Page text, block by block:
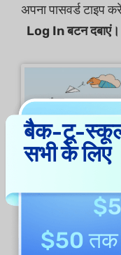
अपना पासवर्ड टाइप
Log In बटन दबाएं।
बैक-टू-
सभी के लिए
$50 तक